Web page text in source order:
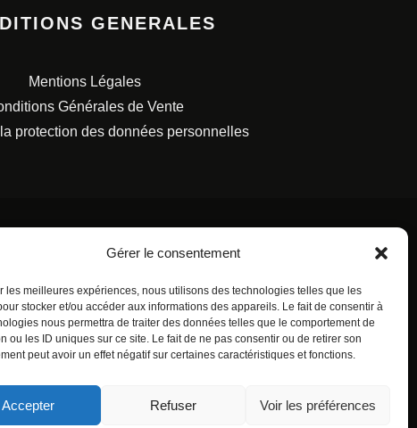
Gérer le consentement
les meilleures expériences, nous utilisons des technologies telles que les
stocker et/ou accéder aux informations des appareils. Le fait de consentir à
nous permettra de traiter des données telles que le comportement de
ou les ID uniques sur ce site. Le fait de ne pas consentir ou de retirer son
peut avoir un effet négatif sur certaines caractéristiques et fonctions.
Accepter Refuser Voir les préférences
GENERALES
Mentions Légales
Générales de Vente
protection des données personnelles
FRANÇAISES.